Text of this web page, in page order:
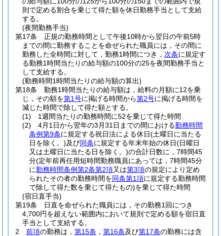
則で定める割合を乗じて得た額を休日勤務手当として支給
する。
(夜間勤務手当)
第17条
正規の勤務時間として午後10時から翌日の午前5時
までの間に勤務することを命ぜられた職員には，その間に
勤務した全時間に対して，勤務1時間につき， 次条に規定す
る勤務1時間当たりの給与額の100分の25を夜間勤務手当と
して支給する。
(勤務時間1時間当たりの給与額の算出)
第18条
勤務1時間当たりの給与額は，給料の月額に12を乗
じ，その額を第1号に掲げる時間から第2号に掲げる時間を
減じた時間で除して得た額とする。
(1)
1週間当たりの勤務時間に52を乗じて得た時間
(2)
4月1日から翌年の3月31日までの間における勤務時間
条例第9条に規定する祝日法による休日(土曜日に当たる
日を除く。)及び同条に規定する年末年始の休日(日曜日
又は土曜日に当たる日を除く。)の合計日数に，7時間45
分(定年前再任用短時間勤務職員にあっては，7時間45分
に勤務時間条例第2条第2項又は第3項の規定により定め
られたその者の勤務時間を同条第1項に規定する勤務時間
で除して得た数を乗じて得たもの)を乗じて得た時間
(宿日直手当)
第19条
日直を命ぜられた職員には，その勤務1回につき
4,700円を超えない範囲内において規則で定める額を宿日直
手当として支給する。
2
前項の勤務は， 第15条 ， 第16条及び第17条の勤務には含